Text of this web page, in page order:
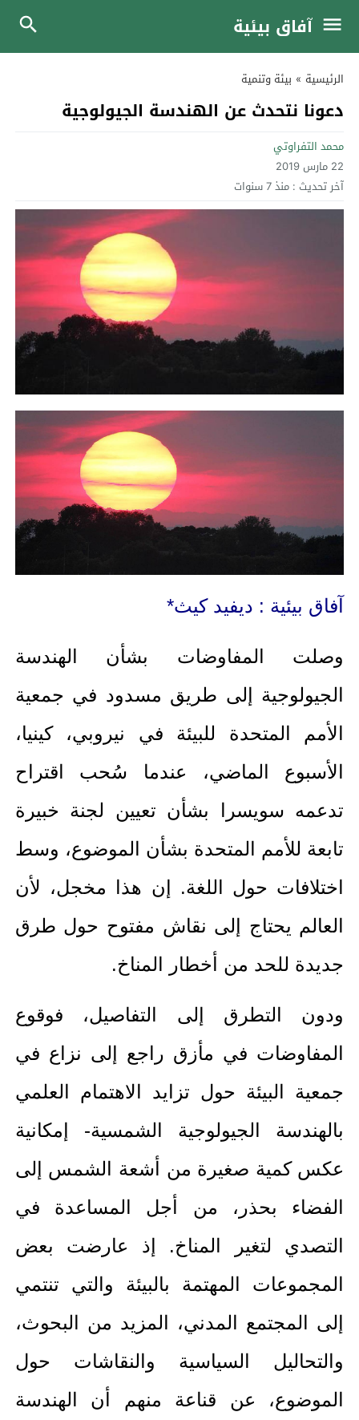
آفاق بيئية
الرئيسية » بيئة وتنمية
دعونا نتحدث عن الهندسة الجيولوجية
محمد التفراوتي
22 مارس 2019
آخر تحديث : منذ 7 سنوات
آفاق بيئية : ديفيد كيث*
وصلت المفاوضات بشأن الهندسة
الجيولوجية إلى طريق مسدود في جمعية
الأمم المتحدة للبيئة في نيروبي، كينيا،
الأسبوع الماضي، عندما سُحب اقتراح
تدعمه سويسرا بشأن تعيين لجنة خبيرة
تابعة للأمم المتحدة بشأن الموضوع، وسط
اختلافات حول اللغة. إن هذا مخجل، لأن
العالم يحتاج إلى نقاش مفتوح حول طرق
جديدة للحد من أخطار المناخ.
ودون التطرق إلى التفاصيل، فوقوع
المفاوضات في مأزق راجع إلى نزاع في
جمعية البيئة حول تزايد الاهتمام العلمي
بالهندسة الجيولوجية الشمسية- إمكانية
عكس كمية صغيرة من أشعة الشمس إلى
الفضاء بحذر، من أجل المساعدة في
التصدي لتغير المناخ. إذ عارضت بعض
المجموعات المهتمة بالبيئة والتي تنتمي
إلى المجتمع المدني، المزيد من البحوث،
والتحاليل السياسية والنقاشات حول
الموضوع، عن قناعة منهم أن الهندسة